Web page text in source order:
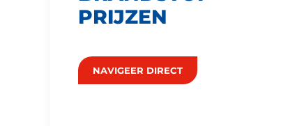
PRIJZEN
NAVIGEER DIRECT